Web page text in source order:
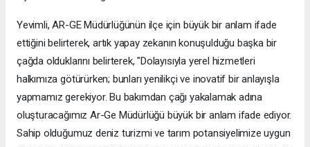
Yevimli, AR-GE Müdürlüğünün ilçe için büyük bir anlam ifade
ettiğini belirterek, artık yapay zekanın konuşulduğu başka bir
çağda olduklarını belirterek, "Dolayısıyla yerel hizmetleri
halkımıza götürürken; bunları yenilikçi ve inovatif bir anlayışla
yapmamız gerekiyor. Bu bakımdan çağı yakalamak adına
oluşturacağımız Ar-Ge Müdürlüğü büyük bir anlam ifade ediyor.
Sahip olduğumuz deniz turizmi ve tarım potansiyelimize uygun